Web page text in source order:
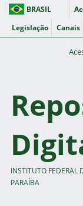
BRASIL
Legislação
Canais
INSTITUTO FEDERAL
PARAÍBA